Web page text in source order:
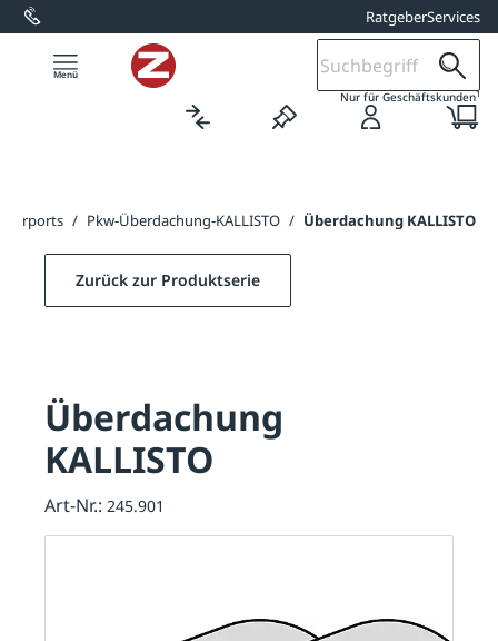
springen RatgeberServices
Nur für Geschäftskunden1
Carports / Pkw-Überdachung-KALLISTO / Überdachung KALLISTO
Zurück zur Produktserie
Überdachung
KALLISTO
Art-Nr.: 245.901